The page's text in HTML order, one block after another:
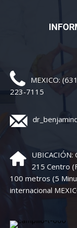
MEXICO:
223-7115
UBICACIÓN:
215 Centro
100 metros (5
internacional